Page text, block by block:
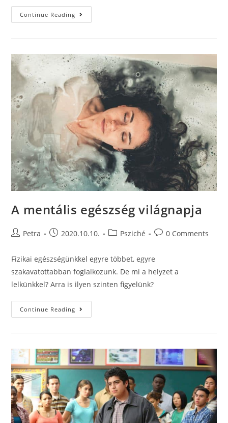
Continue Reading
A mentális egészség világnapja
Petra 2020.10.10. Psziché 0 Comments
Fizikai egészségünkkel egyre többet, egyre
szakavatottabban foglalkozunk. De mi a helyzet a
lelkünkkel? Arra is ilyen szinten figyelünk?
Continue Reading